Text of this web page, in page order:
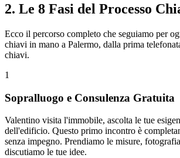
2. Le 8 Fasi del Processo
Ecco il percorso completo che seguiamo per
chiavi in mano a Palermo, dalla prima
chiavi.
1
Sopralluogo e Consulenza Gratuita
Valentino visita l'immobile, ascolta le tue
dell'edificio. Questo primo incontro è
senza impegno. Prendiamo le misure,
discutiamo le tue idee.